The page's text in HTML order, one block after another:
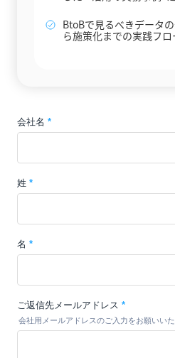
BtoBで見るべきデータ
ら施策化までの実践フロ